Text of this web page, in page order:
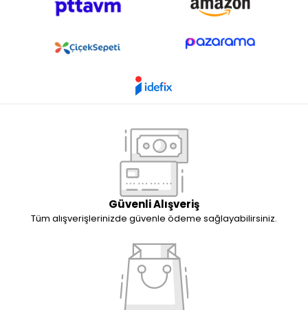
Güvenli Alışveriş
Tüm alışverişlerinizde güvenle ödeme sağlayabilirsiniz.